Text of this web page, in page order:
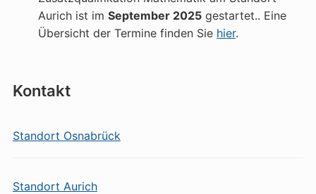
Kontakt
Standort Osnabrück
Standort Aurich
Aurich ist im September 2025gestartet.. Eine
Übersicht der Termine finden Sie hier.